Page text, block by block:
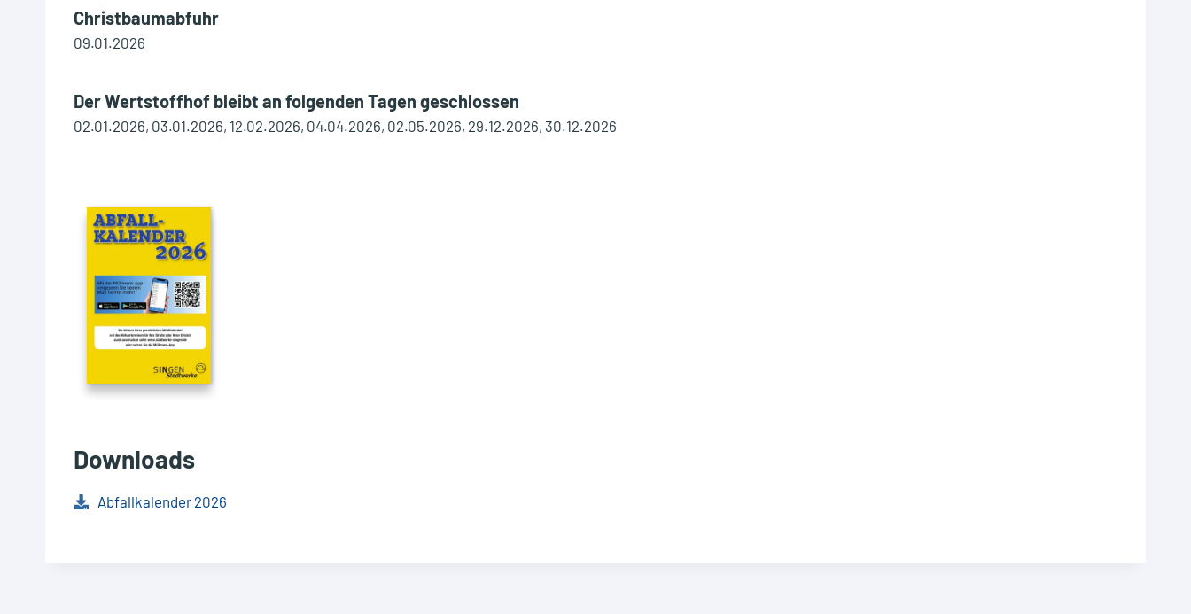
Christbaumabfuhr
09.01.2026
Der Wertstoffhof bleibt an folgenden Tagen geschlossen
02.01.2026, 03.01.2026, 12.02.2026, 04.04.2026, 02.05.2026, 29.12.2026, 30.12.2026
Downloads
Abfallkalender 2026